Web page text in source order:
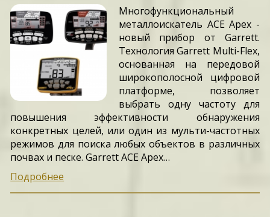
Многофункциональный
металлоискатель ACE Apex -
новый прибор от Garrett.
Технология Garrett Multi-Flex,
основанная на передовой
широкополосной цифровой
платформе, позволяет
выбрать одну частоту для
повышения эффективности обнаружения
конкретных целей, или один из мульти-частотных
режимов для поиска любых объектов в различных
почвах и песке. Garrett ACE Apex…
Подробнее